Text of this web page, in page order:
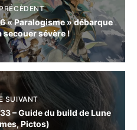
« Paralogisme » débarque
secouer sévère !
SUIVANT
– Guide du build de Lune
Pictos)